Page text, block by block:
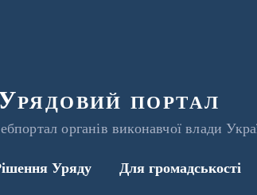
портал
органів виконавчої влади
Уряду Для громадськості